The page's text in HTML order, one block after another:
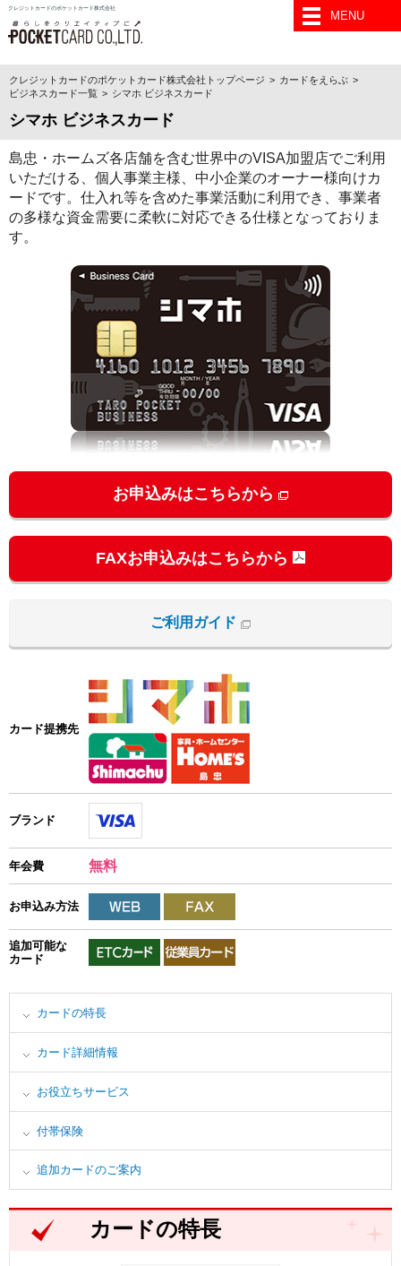
クレジットカードのポケットカード株式会社
MENU
クレジットカードのポケットカード株式会社トップページ
カードをえらぶ
ビジネスカード一覧
シマホ ビジネスカード
シマホ ビジネスカード
島忠・ホームズ各店舗を含む世界中のVISA加盟店でご利用
いただける、個人事業主様、中小企業のオーナー様向けカ
ードです。仕入れ等を含めた事業活動に利用でき、事業者
の多様な資金需要に柔軟に対応できる仕様となっておりま
す。
お申込みはこちらから
FAXお申込みはこちらから
ご利用ガイド
カード提携先
ブランド
年会費 無料
お申込み方法
追加可能な
カード
カードの特長
カード詳細情報
お役立ちサービス
付帯保険
追加カードのご案内
カードの特長